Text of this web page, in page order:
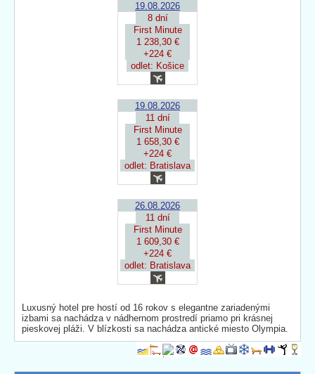
19.08.2026
8 dní
First Minute
1 238,30 €
+224 €
odlet: Košice
19.08.2026
11 dní
First Minute
1 658,30 €
+224 €
odlet: Bratislava
26.08.2026
11 dní
First Minute
1 609,30 €
+224 €
odlet: Bratislava
Luxusný hotel pre hostí od 16 rokov s elegantne zariadenými
izbami sa nachádza v nádhernom prostredí priamo pri krásnej
pieskovej pláži. V blízkosti sa nachádza antické miesto Olympia.